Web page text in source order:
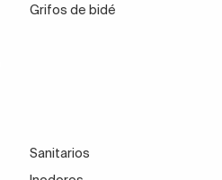
Grifos de bidé
Sanitarios